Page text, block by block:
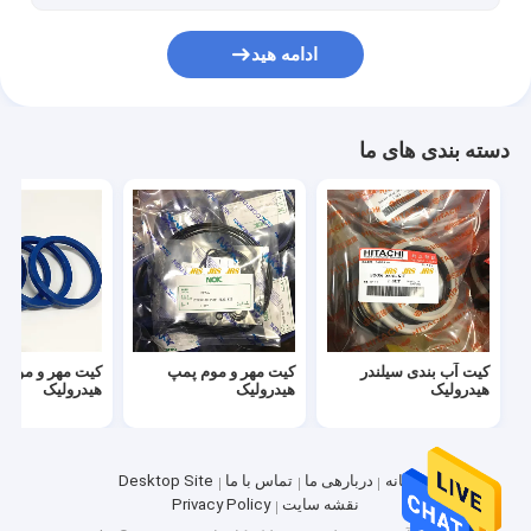
ادامه هید
دسته بندی های ما
کیت آب بندی سیلندر
هیدرولیک
کیت مهر و موم پمپ
هیدرولیک
کیت مهر و موم
هیدرولیک
خانه دربارهی ما تماس با ما
Desktop Site
نقشه سایت
Privacy Policy